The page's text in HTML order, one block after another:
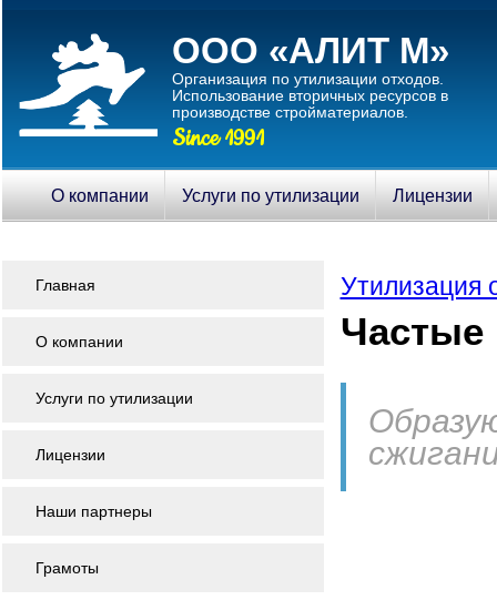
ООО «АЛИТ М»
Организация по утилизации отходов.
Использование вторичныx ресурсов в
производстве стройматериалов.
Since 1991
О компании Услуги по утилизации Лицензии
Утилизация
Главная
О компании
Услуги по утилизации
Лицензии
Наши партнеры
Грамоты